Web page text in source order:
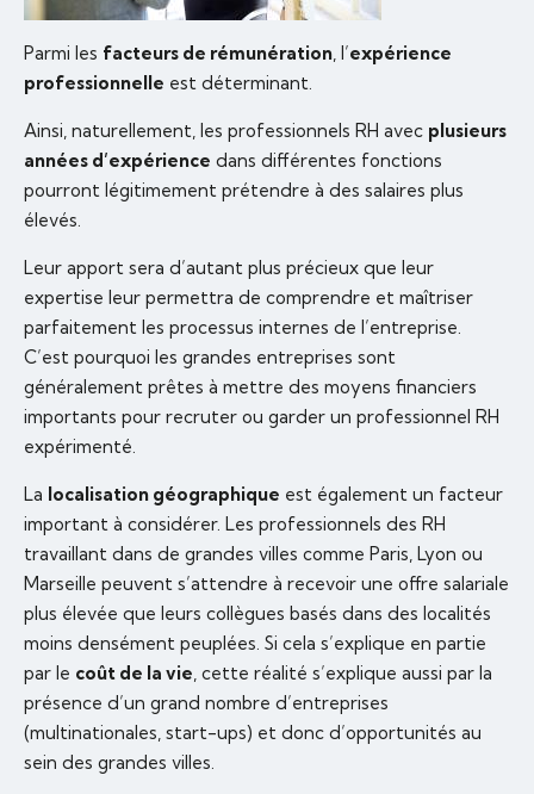
Parmi les facteurs de rémunération, l’expérience
professionnelle est déterminant.
Ainsi, naturellement, les professionnels RH avec plusieurs
années d’expérience dans différentes fonctions
pourront légitimement prétendre à des salaires plus
élevés.
Leur apport sera d’autant plus précieux que leur
expertise leur permettra de comprendre et maîtriser
parfaitement les processus internes de l’entreprise.
C’est pourquoi les grandes entreprises sont
généralement prêtes à mettre des moyens financiers
importants pour recruter ou garder un professionnel RH
expérimenté.
La localisation géographique est également un facteur
important à considérer. Les professionnels des RH
travaillant dans de grandes villes comme Paris, Lyon ou
Marseille peuvent s’attendre à recevoir une offre salariale
plus élevée que leurs collègues basés dans des localités
moins densément peuplées. Si cela s’explique en partie
par le coût de la vie, cette réalité s’explique aussi par la
présence d’un grand nombre d’entreprises
(multinationales, start-ups) et donc d’opportunités au
sein des grandes villes.